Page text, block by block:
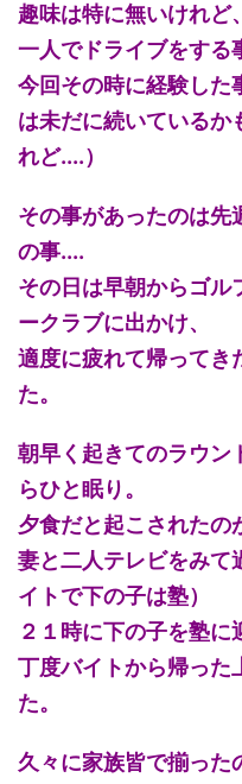
趣味は特に無いけれど
一人でドライブをする
今回その時に経験した
は未だに続いているか
れど....）
その事があったのは先
の事....
その日は早朝からゴル
ークラブに出かけ、
適度に疲れて帰ってき
た。
朝早く起きてのラウン
らひと眠り。
夕食だと起こされたの
妻と二人テレビをみて
イトで下の子は塾）
２１時に下の子を塾
丁度バイトから帰った
た。
久々に家族皆で揃った